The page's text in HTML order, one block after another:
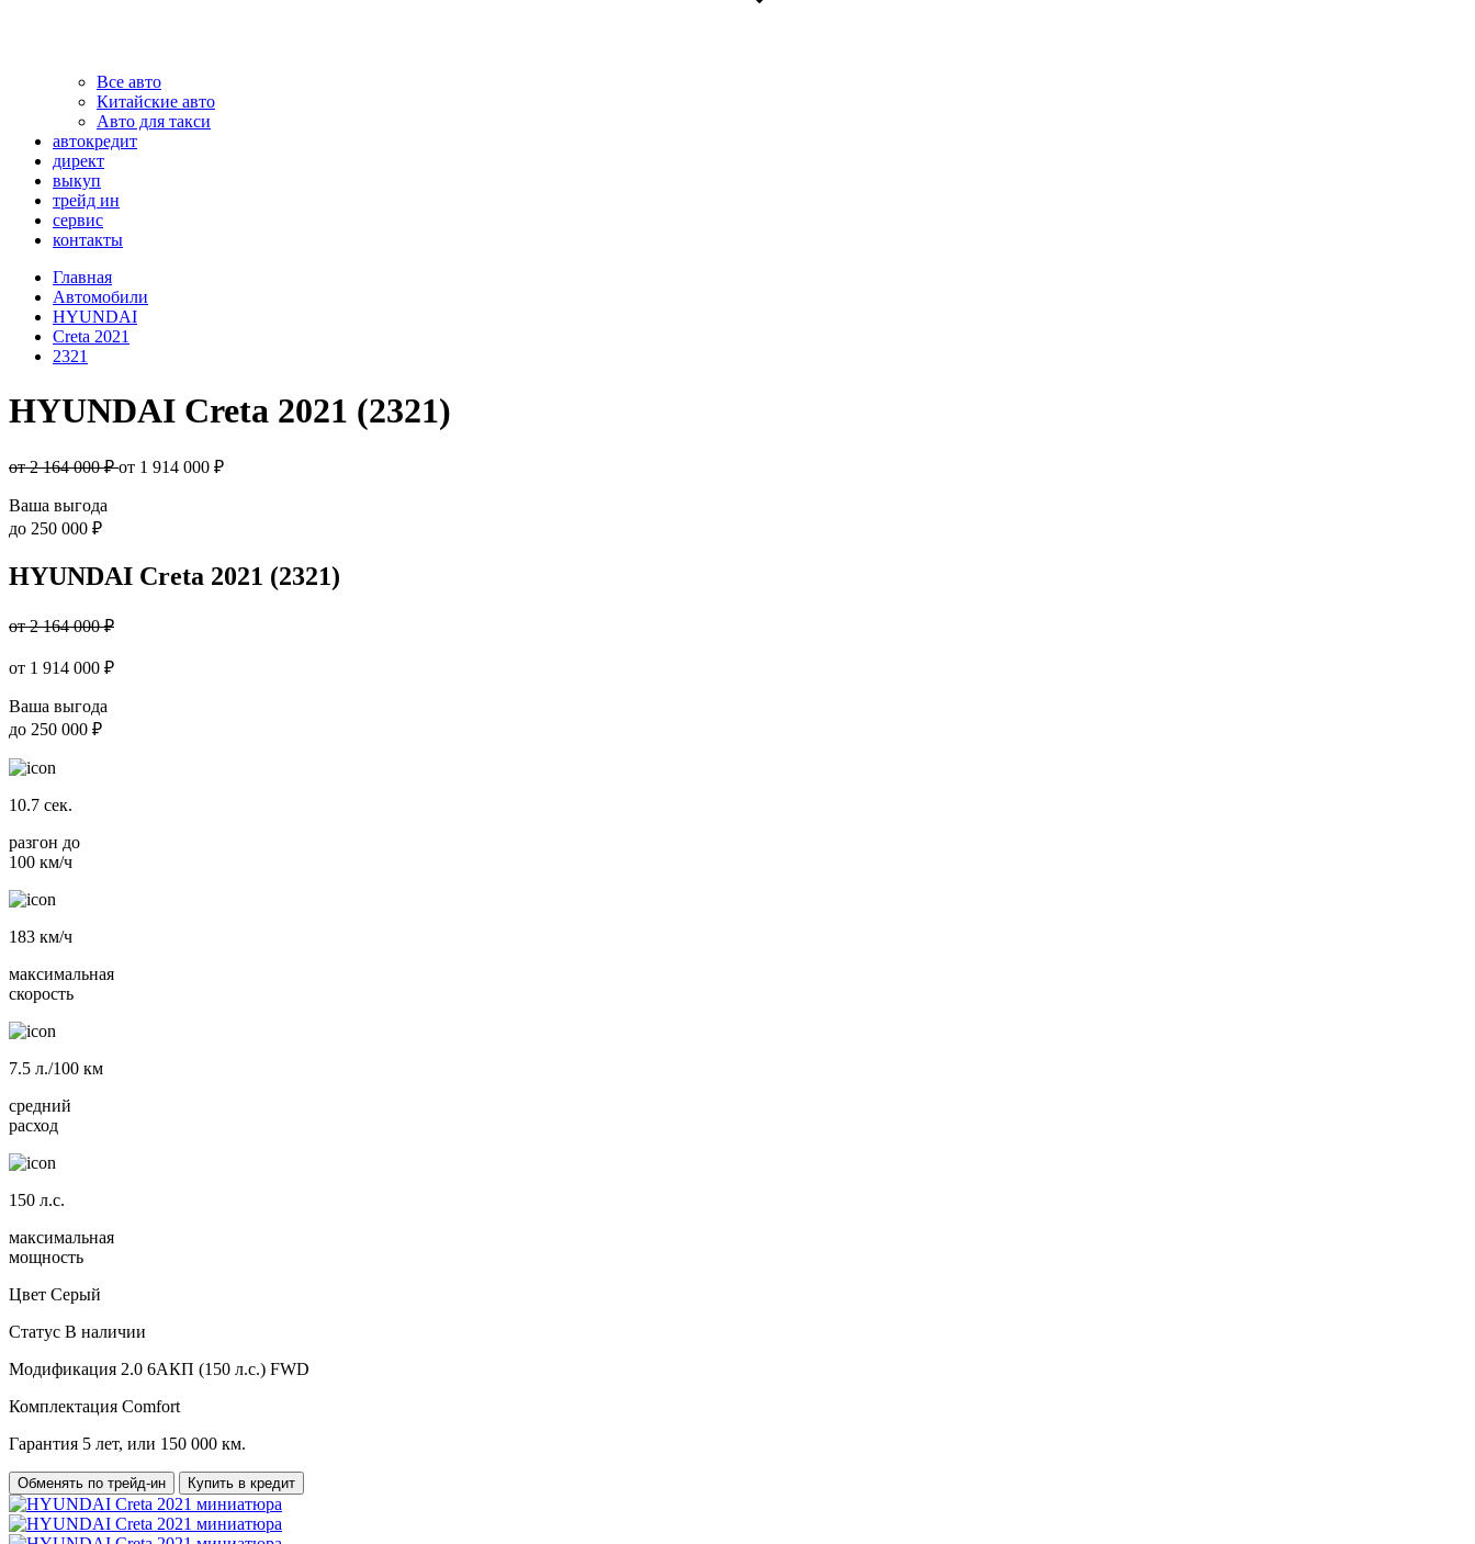
Все авто
Китайские авто
Авто для такси
автокредит
директ
выкуп
трейд ин
сервис
контакты
Главная
Автомобили
HYUNDAI
Creta 2021
2321
HYUNDAI Creta 2021 (2321)
от 2 164 000 ₽от 1 914 000 ₽
Ваша выгода
до 250 000 ₽
HYUNDAI Creta 2021 (2321)
от 2 164 000 ₽
от 1 914 000 ₽
Ваша выгода
до 250 000 ₽
10.7 сек.
разгон до
100 км/ч
183 км/ч
максимальная
скорость
7.5 л./100 км
средний
расход
150 л.с.
максимальная
мощность
Цвет Серый
Статус В наличии
Модификация 2.0 6AКП (150 л.с.) FWD
Комплектация Comfort
Гарантия 5 лет, или 150 000 км.
Обменять по трейд-ин Купить в кредит